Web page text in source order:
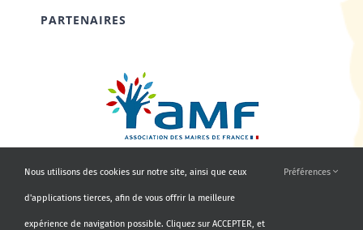
PARTENAIRES
Nous utilisons des cookies sur notre site, ainsi que ceux
d'applications tierces, afin de vous offrir la meilleure
expérience de navigation possible. Cliquez sur ACCEPTER, et
Préférences